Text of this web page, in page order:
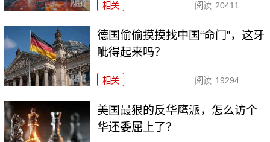
相关 阅读 20411
德国偷偷摸摸找中国“命门”，这牙
呲得起来吗？
相关 阅读 19294
美国最狠的反华鹰派，怎么访个
华还委屈上了？